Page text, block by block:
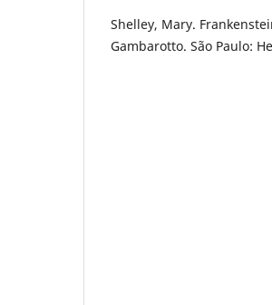
Shelley, Mary.
Gambarotto. São Paulo: